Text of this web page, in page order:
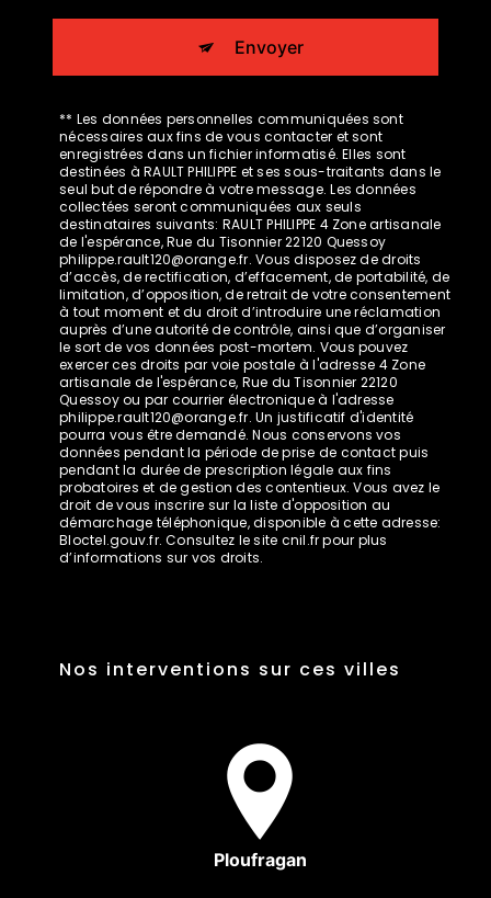
Envoyer
** Les données personnelles communiquées sont
nécessaires aux fins de vous contacter et sont
enregistrées dans un fichier informatisé. Elles sont
destinées à RAULT PHILIPPE et ses sous-traitants dans le
seul but de répondre à votre message. Les données
collectées seront communiquées aux seuls
destinataires suivants: RAULT PHILIPPE 4 Zone artisanale
de l'espérance, Rue du Tisonnier 22120 Quessoy
philippe.rault120@orange.fr. Vous disposez de droits
d’accès, de rectification, d’effacement, de portabilité, de
limitation, d’opposition, de retrait de votre consentement
à tout moment et du droit d’introduire une réclamation
auprès d’une autorité de contrôle, ainsi que d’organiser
le sort de vos données post-mortem. Vous pouvez
exercer ces droits par voie postale à l'adresse 4 Zone
artisanale de l'espérance, Rue du Tisonnier 22120
Quessoy ou par courrier électronique à l'adresse
philippe.rault120@orange.fr. Un justificatif d'identité
pourra vous être demandé. Nous conservons vos
données pendant la période de prise de contact puis
pendant la durée de prescription légale aux fins
probatoires et de gestion des contentieux. Vous avez le
droit de vous inscrire sur la liste d'opposition au
démarchage téléphonique, disponible à cette adresse:
Bloctel.gouv.fr. Consultez le site cnil.fr pour plus
d’informations sur vos droits.
Nos interventions sur ces villes
Ploufragan